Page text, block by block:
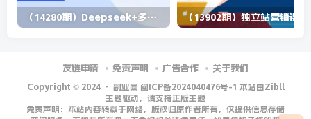
（14280期）Deepseek+多维表格，银行营销新利器，深度解析应用策略，提升营销效果
友链申请 免责声明 广告合作 关于我们
Copyright © 2024 · 副业网 闽ICP备2024040476号-1 本站由Zibll
主题驱动，请支持正版主题
免责声明：本站内容转载于网络，版权归原作者所有，仅提供信息存储